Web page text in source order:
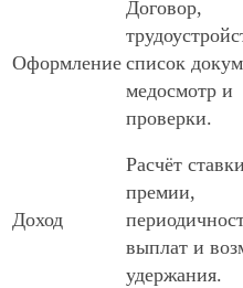
Оформление
Договор,
список
медосмотр и
проверки.
Доход
Расчёт
премии,
выплат и
удержания.